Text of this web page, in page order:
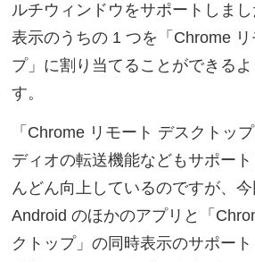
ルチウィンドウをサポートしま
表示のうちの 1 つを「Chrome
プ」に割り当てることができる
す。
「Chrome リモート デスクトッ
ディオの転送機能などもサポー
んどん向上しているのですが、今
Android のほかのアプリと「
クトップ」の同時表示のサポート